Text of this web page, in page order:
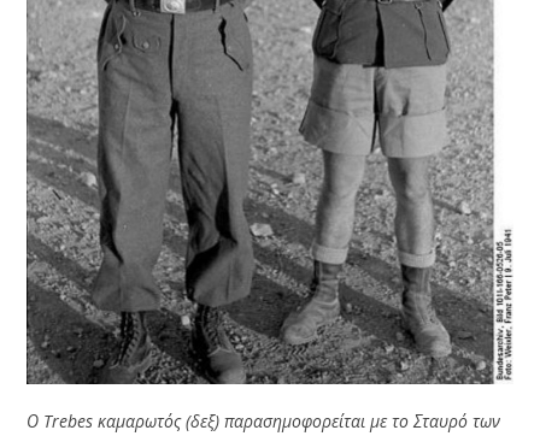
Ο Trebes καμαρωτός (δεξ) παρασημοφορείται με το Σταυρό των